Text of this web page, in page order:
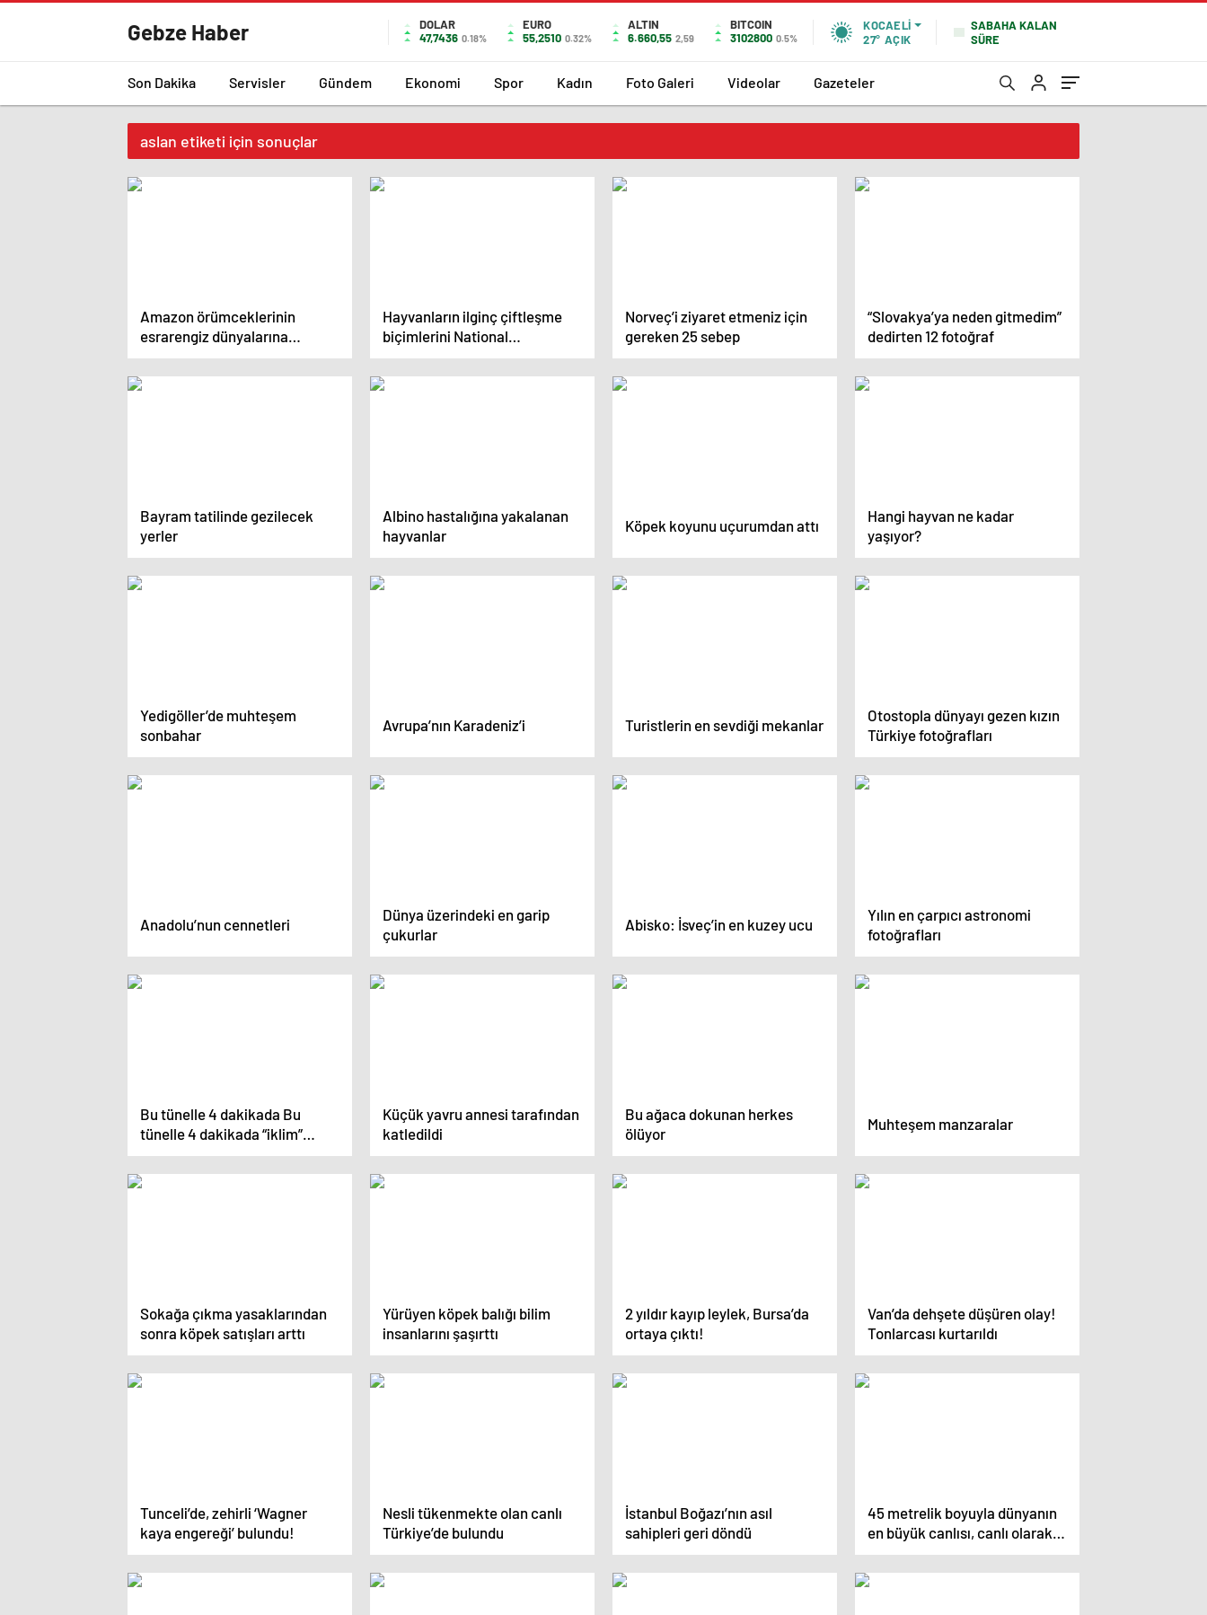
Gebze Haber
DOLAR
47,7436 0.18%
EURO
55,2510 0.32%
ALTIN
6.660,55 2,59
BITCOIN
3102800 0.5%
KOCAELI
27° AÇIK
SABAHA KALAN
SÜRE
Son Dakika Servisler Gündem Ekonomi Spor Kadın Foto Galeri Videolar Gazeteler
aslan etiketi için sonuçlar
Amazon örümceklerinin
esrarengiz dünyalarına
gitmeye hazır olun.
Hayvanların ilginç çiftleşme
biçimlerini National
Geographic görüntüledi.
Norveç’i ziyaret etmeniz için
gereken 25 sebep
“Slovakya’ya neden gitmedim”
dedirten 12 fotoğraf
Bayram tatilinde gezilecek
yerler
Albino hastalığına yakalanan
hayvanlar
Köpek koyunu uçurumdan attı
Hangi hayvan ne kadar
yaşıyor?
Yedigöller’de muhteşem
sonbahar
Avrupa’nın Karadeniz’i Turistlerin en sevdiği mekanlar
Otostopla dünyayı gezen kızın
Türkiye fotoğrafları
Anadolu’nun cennetleri
Dünya üzerindeki en garip
çukurlar
Abisko: İsveç’in en kuzey ucu
Yılın en çarpıcı astronomi
fotoğrafları
Bu tünelle 4 dakikada Bu
tünelle 4 dakikada “iklim”
değişecek
Küçük yavru annesi tarafından
katledildi
Bu ağaca dokunan herkes
ölüyor
Muhteşem manzaralar
Sokağa çıkma yasaklarından
sonra köpek satışları arttı
Yürüyen köpek balığı bilim
insanlarını şaşırttı
2 yıldır kayıp leylek, Bursa’da
ortaya çıktı!
Van’da dehşete düşüren olay!
Tonlarcası kurtarıldı
Tunceli’de, zehirli ‘Wagner
kaya engereği’ bulundu!
Nesli tükenmekte olan canlı
Türkiye’de bulundu
İstanbul Boğazı’nın asıl
sahipleri geri döndü
45 metrelik boyuyla dünyanın
en büyük canlısı, canlı olarak
bulundu!